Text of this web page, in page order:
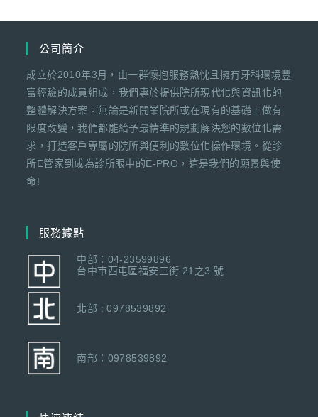
公司簡介
成立於2010年3月，由一群懷抱服務熱忱且擁有牙科環境豐
富經驗的成員組成，我們專於提供院所現代化與資訊化的
整體解決方案。無論是新開業院所或在現有的基礎上做有
限度改變，我們都能給予最精準的規劃解決您的數位化需
求，打造客戶專屬的院所與便利的數位化操作環境。從診
所E管家到成為診所眼中的E-PRO，這是我們的願景與使
命!
服務據點
中部：04-23599896
台中市西屯區福安三街 21之3 號
北部 : 0978539892
南部：0978539892